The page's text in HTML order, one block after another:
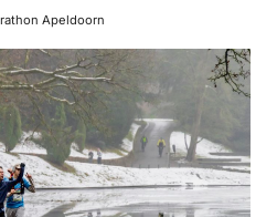
Apeldoorn